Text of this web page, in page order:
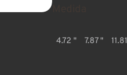
4.72 " 7.87 "